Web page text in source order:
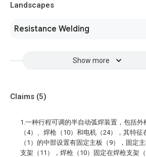
Landscapes
Resistance Welding
Show more
Claims (5)
1.一种行程可调的半自动弧焊装置，包括外
（4）、焊枪（10）和电机（24），其特
（1）的中部设置有固定主板（9），固定
支架（11），焊枪（10）固定在焊枪支架